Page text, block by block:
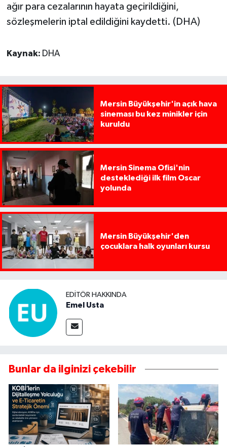
ağır para cezalarının hayata geçirildiğini,
sözleşmelerin iptal edildiğini kaydetti. (DHA)
Kaynak: DHA
Mersin Büyükşehir'in açık hava
sineması bu kez minikler için
kuruldu
Mersin Sinema Ofisi'nin
desteklediği ilk film Oscar
yolunda
Mersin Büyükşehir'den
çocuklara halk oyunları kursu
EDITÖR HAKKINDA
Emel Usta
Bunlar da ilginizi çekebilir